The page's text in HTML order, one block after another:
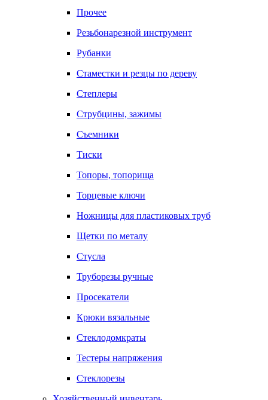
Прочее
Резьбонарезной инструмент
Рубанки
Стаместки и резцы по дереву
Степлеры
Струбцины, зажимы
Съемники
Тиски
Топоры, топорища
Торцевые ключи
Ножницы для пластиковых труб
Щетки по металу
Стусла
Труборезы ручные
Просекатели
Крюки вязальные
Стеклодомкраты
Тестеры напряжения
Стеклорезы